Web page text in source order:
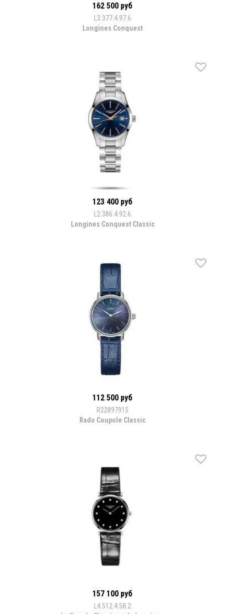
162 500 руб
L3.377.4.97.6
Longines Conquest
123 400 руб
L2.386.4.92.6
Longines Conquest Classic
112 500 руб
R22897915
Rado Coupole Classic
157 100 руб
L4.512.4.58.2